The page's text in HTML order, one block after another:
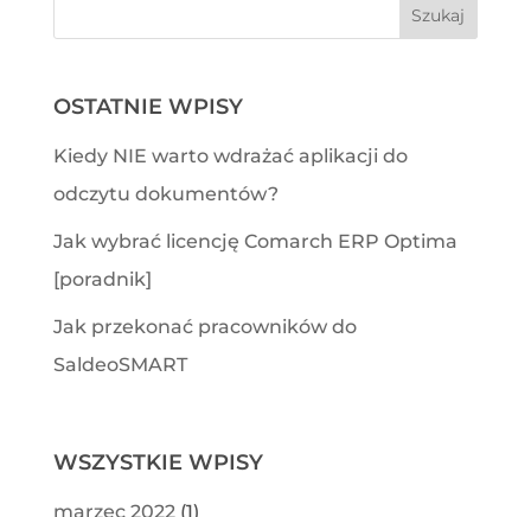
OSTATNIE WPISY
Kiedy NIE warto wdrażać aplikacji do
odczytu dokumentów?
Jak wybrać licencję Comarch ERP Optima
[poradnik]
Jak przekonać pracowników do
SaldeoSMART
WSZYSTKIE WPISY
marzec 2022(1)